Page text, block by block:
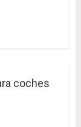
coches